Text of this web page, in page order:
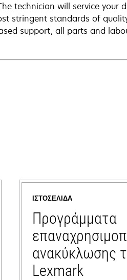
technician will service your
stringent standards of
support, all parts and
ΙΣΤΟΣΕΛΊΔΑ
Προγράμματα
ανακύκλωσης
Lexmark